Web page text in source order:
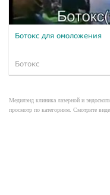
Ботокс для омоложения
Ботокс
Медилэнд клиника лазерной и
просмотр по категориям. Смотрите